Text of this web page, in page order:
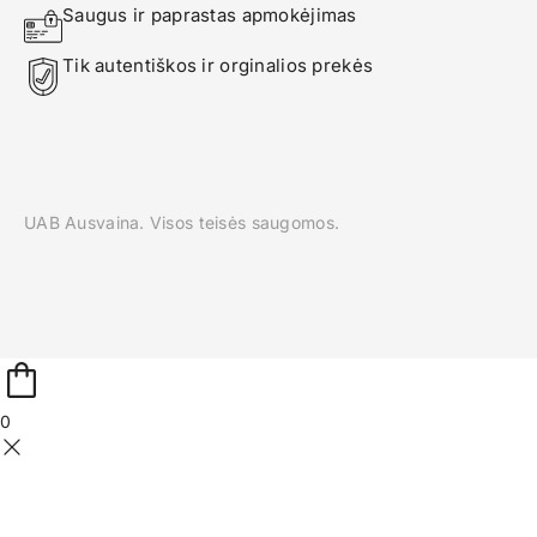
Saugus ir paprastas apmokėjimas
Tik autentiškos ir orginalios prekės
UAB Ausvaina. Visos teisės saugomos.
0